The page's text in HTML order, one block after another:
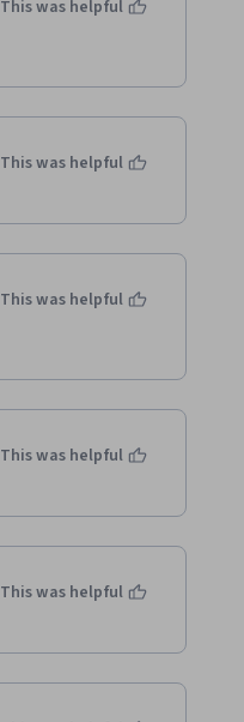
This was helpful
This was helpful
This was helpful
This was helpful
This was helpful